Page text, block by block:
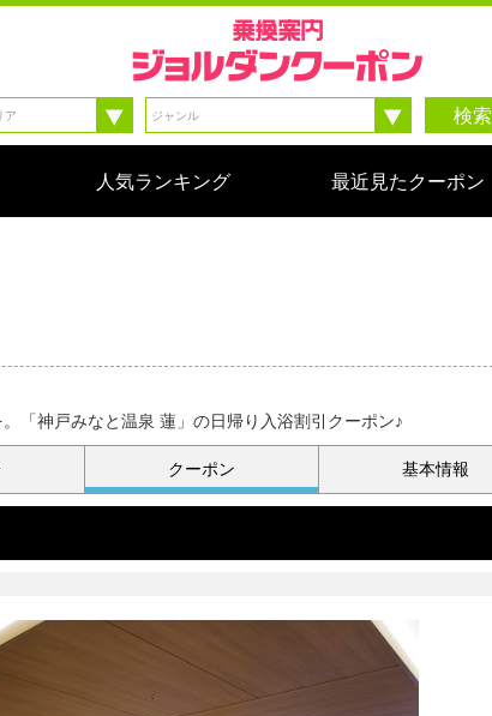
検索
人気ランキング 最近見たクーポン
「神戸みなと温泉 蓮」の日帰り入浴割引クーポン♪
クーポン 基本情報